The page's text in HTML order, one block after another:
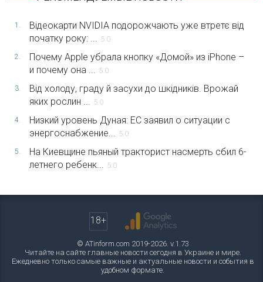
1.
Відеокарти NVIDIA подорожчають уже втретє від
початку року: ...
5.0
2.
Почему Apple убрала кнопку «Домой» из iPhone –
и почему она ...
5.0
3.
Від холоду, граду й засухи до шкідників. Врожай
яких рослин ...
5.0
4.
Низкий уровень Дуная: ЕС заявил о ситуации с
энергоснабжение...
5.0
5.
На Киевщине пьяный тракторист насмерть сбил 6-
летнего ребенк...
5.0
18+
© ATinform.com 2019-2026. v.1.73
Читайте на сайте главные новости сегодня в Украине и мире.
Ежедневно только самые важные и актуальные новости и события в
удобном формате.